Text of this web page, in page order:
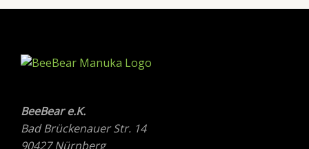
BeeBear e.K.
Bad Brückenauer Str. 14
90427 Nürnberg